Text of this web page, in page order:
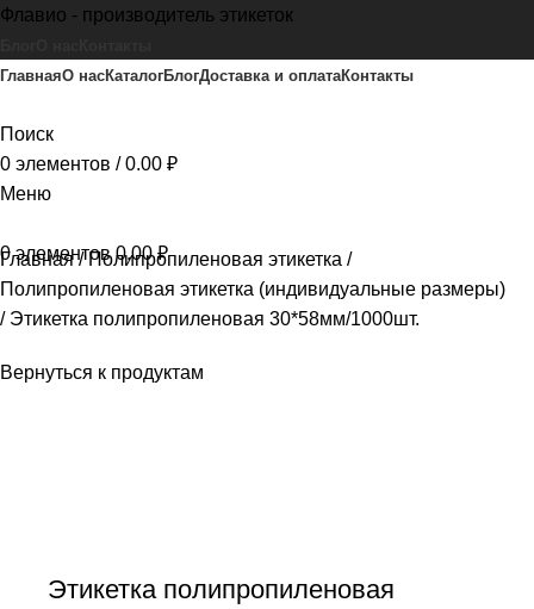
Флавио - производитель этикеток
ГлавнаяО насКаталогБлогДоставка и оплатаКонтакты
Поиск
0 элементов / 0.00 ₽
Меню
0элементов 0.00₽
Главная Полипропиленовая этикетка
Полипропиленовая этикетка (индивидуальные размеры)
Этикетка полипропиленовая 30*58мм/1000шт.
Вернуться к продуктам
Этикетка полипропиленовая